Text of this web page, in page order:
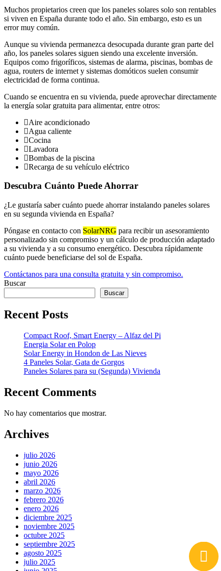
Muchos propietarios creen que los paneles solares solo son rentables
si viven en España durante todo el año. Sin embargo, esto es un
error muy común.
Aunque su vivienda permanezca desocupada durante gran parte del
año, los paneles solares siguen siendo una excelente inversión.
Equipos como frigoríficos, sistemas de alarma, piscinas, bombas de
agua, routers de internet y sistemas domóticos suelen consumir
electricidad de forma continua.
Cuando se encuentra en su vivienda, puede aprovechar directamente
la energía solar gratuita para alimentar, entre otros:
Aire acondicionado
Agua caliente
Cocina
Lavadora
Bombas de la piscina
Recarga de su vehículo eléctrico
Descubra Cuánto Puede Ahorrar
¿Le gustaría saber cuánto puede ahorrar instalando paneles solares
en su segunda vivienda en España?
Póngase en contacto con SolarNRG para recibir un asesoramiento
personalizado sin compromiso y un cálculo de producción adaptado
a su vivienda y a su consumo energético. Descubra rápidamente
cuánto puede beneficiarse del sol de España.
Contáctanos para una consulta gratuita y sin compromiso.
Buscar
Buscar
Recent Posts
Compact Roof, Smart Energy – Alfaz del Pi
Energia Solar en Polop
Solar Energy in Hondon de Las Nieves
4 Paneles Solar, Gata de Gorgos
Paneles Solares para su (Segunda) Vivienda
Recent Comments
No hay comentarios que mostrar.
Archives
julio 2026
junio 2026
mayo 2026
abril 2026
marzo 2026
febrero 2026
enero 2026
diciembre 2025
noviembre 2025
octubre 2025
septiembre 2025
agosto 2025
julio 2025